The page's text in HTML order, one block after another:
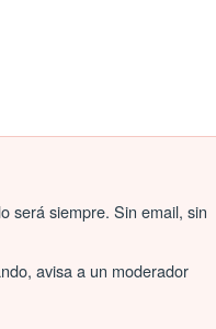
será siempre. Sin email, sin
avisa a un moderador